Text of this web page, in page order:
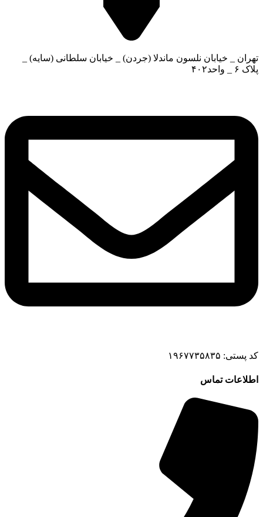
تهران _ خیابان نلسون ماندلا (جردن) _ خیابان سلطانی (سایه) _
پلاک ۶ _ واحد۴۰۲
کد پستی: ۱۹۶۷۷۳۵۸۳۵
اطلاعات تماس